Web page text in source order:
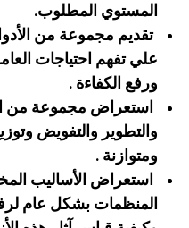
المستوي المطلوب.
تقديم مجموعة من
علي تفهم احتياجات
ورفع الكفاءة .
استعراض مجموعة من
والتطوير والتفويض
ومتوازنة .
استعراض الأساليب
المنظمات بشكل عام